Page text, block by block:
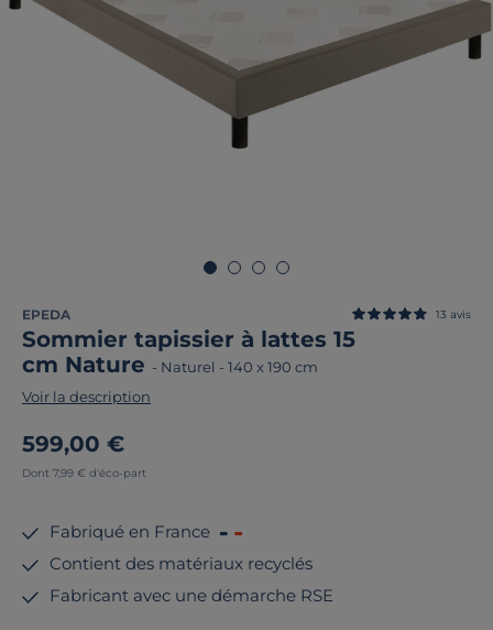
EPEDA
Sommier tapissier à lattes 15
cm Nature - Naturel - 140 x 190 cm
13 avis
Voir la description
599,00 €
Dont 7,99 € d'éco-part
Fabriqué en France
Contient des matériaux recyclés
Fabricant avec une démarche RSE